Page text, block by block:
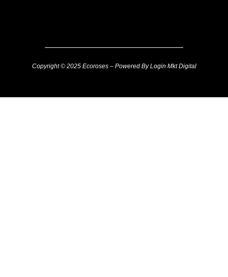
Copyright © 2025 Ecoroses – Powered By Login Mkt Digital